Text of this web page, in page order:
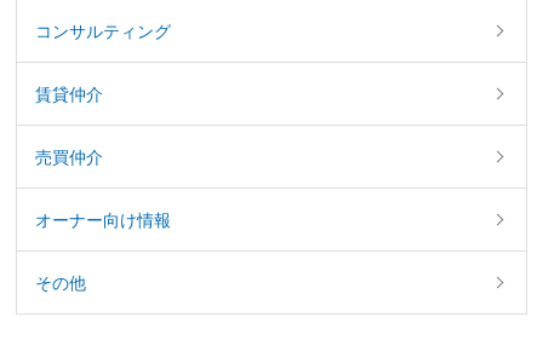
コンサルティング
賃貸仲介
売買仲介
オーナー向け情報
その他